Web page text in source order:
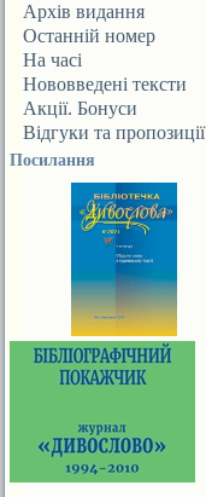
ДИВОСЛОВА
Архів видання
Останній номер
На часі
Нововведені тексти
Акції. Бонуси
Відгуки та пропозиції
Посилання